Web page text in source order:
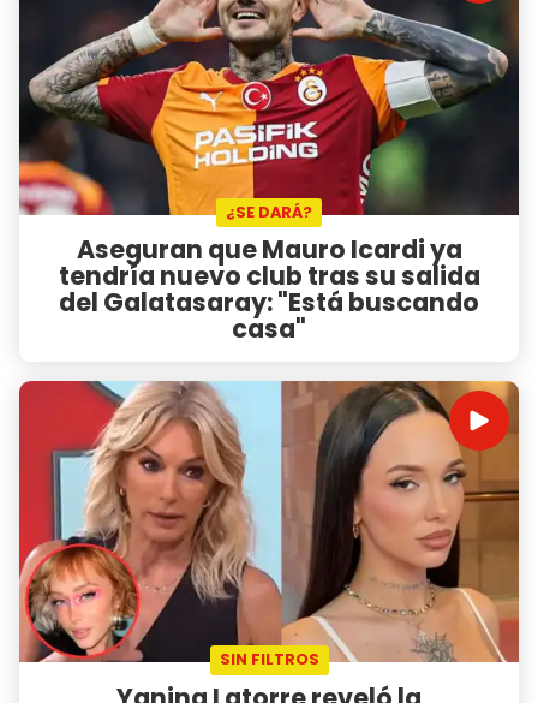
¿SE DARÁ?
Aseguran que Mauro Icardi ya
tendría nuevo club tras su salida
del Galatasaray: "Está buscando
casa"
SIN FILTROS